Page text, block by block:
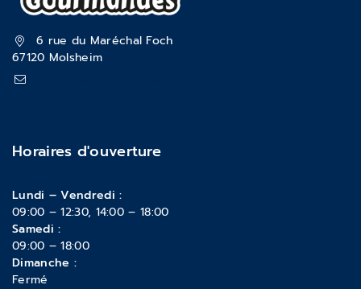
6 rue du Maréchal Foch
67120 Molsheim
Horaires d'ouverture
Lundi – Vendredi :
09:00 – 12:30, 14:00 – 18:00
Samedi :
09:00 – 18:00
Dimanche :
Fermé